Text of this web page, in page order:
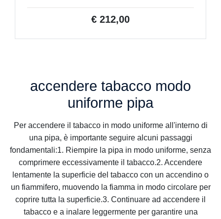
€ 212,00
accendere tabacco modo
uniforme pipa
Per accendere il tabacco in modo uniforme all'interno di
una pipa, è importante seguire alcuni passaggi
fondamentali:1. Riempire la pipa in modo uniforme, senza
comprimere eccessivamente il tabacco.2. Accendere
lentamente la superficie del tabacco con un accendino o
un fiammifero, muovendo la fiamma in modo circolare per
coprire tutta la superficie.3. Continuare ad accendere il
tabacco e a inalare leggermente per garantire una